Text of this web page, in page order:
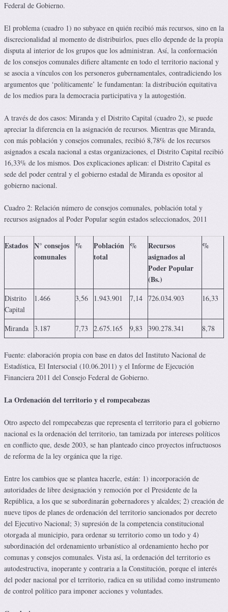
Federal de Gobierno.
El problema (cuadro 1) no subyace en quién recibió más recursos, sino en la
discrecionalidad al momento de distribuirlos, pues ello depende de la propia
disputa al interior de los grupos que los administran. Así, la conformación
de los consejos comunales difiere altamente en todo el territorio nacional y
se asocia a vínculos con los personeros gubernamentales, contradiciendo los
argumentos que ‘políticamente’ le fundamentan: la distribución equitativa
de los medios para la democracia participativa y la autogestión.
A través de dos casos: Miranda y el Distrito Capital (cuadro 2), se puede
apreciar la diferencia en la asignación de recursos. Mientras que Miranda,
con más población y consejos comunales, recibió 8,78% de los recursos
asignados a escala nacional a estas organizaciones, el Distrito Capital recibió
16,33% de los mismos. Dos explicaciones aplican: el Distrito Capital es
sede del poder central y el gobierno estadal de Miranda es opositor al
gobierno nacional.
Cuadro 2: Relación número de consejos comunales, población total y
recursos asignados al Poder Popular según estados seleccionados, 2011
Estados N° consejos
comunales
%
Población
total
%
Recursos
asignados al
Poder Popular
(Bs.)
%
Distrito
Capital
1.466 3,56 1.943.901 7,14 726.034.903 16,33
Miranda 3.187 7,73 2.675.165 9,83 390.278.341 8,78
Fuente: elaboración propia con base en datos del Instituto Nacional de
Estadística, El Intersocial (10.06.2011) y el Informe de Ejecución
Financiera 2011 del Consejo Federal de Gobierno.
La Ordenación del territorio y el rompecabezas
Otro aspecto del rompecabezas que representa el territorio para el gobierno
nacional es la ordenación del territorio, tan tamizada por intereses políticos
en conflicto que, desde 2003, se han planteado cinco proyectos infructuosos
de reforma de la ley orgánica que la rige.
Entre los cambios que se plantea hacerle, están: 1) incorporación de
autoridades de libre designación y remoción por el Presidente de la
República, a los que se subordinarán gobernadores y alcaldes; 2) creación de
nueve tipos de planes de ordenación del territorio sancionados por decreto
del Ejecutivo Nacional; 3) supresión de la competencia constitucional
otorgada al municipio, para ordenar su territorio como un todo y 4)
subordinación del ordenamiento urbanístico al ordenamiento hecho por
comunas y consejos comunales. Vista así, la ordenación del territorio es
autodestructiva, inoperante y contraria a la Constitución, porque el interés
del poder nacional por el territorio, radica en su utilidad como instrumento
de control político para imponer acciones y voluntades.